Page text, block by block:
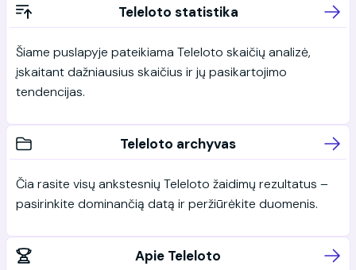
Teleloto statistika
Šiame puslapyje pateikiama Teleloto skaičių analizė,
įskaitant dažniausius skaičius ir jų pasikartojimo
tendencijas.
Teleloto archyvas
Čia rasite visų ankstesnių Teleloto žaidimų rezultatus –
pasirinkite dominančią datą ir peržiūrėkite duomenis.
Apie Teleloto